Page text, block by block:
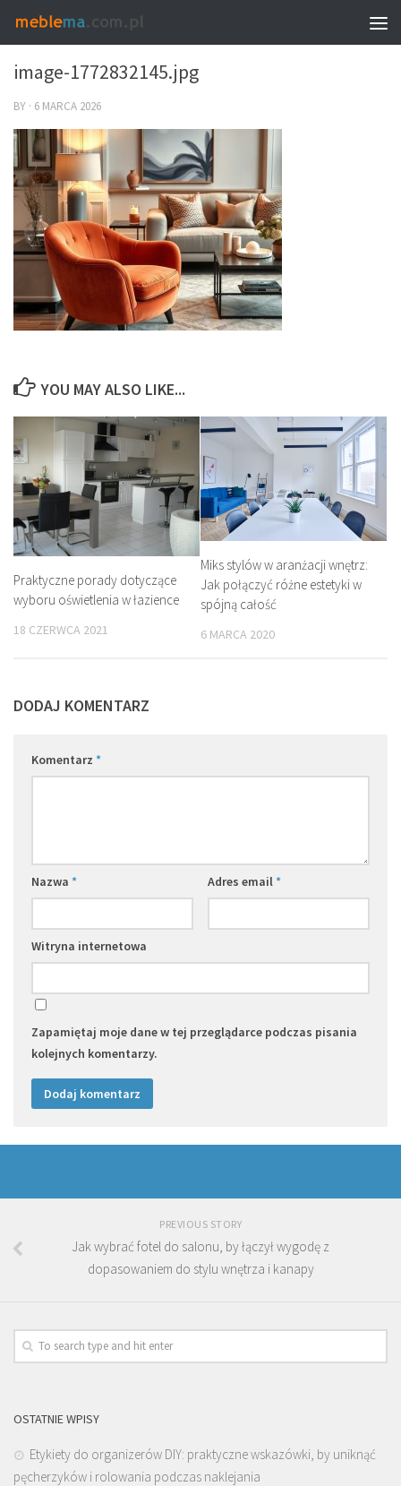
0
image-1772832145.jpg
BY · 6 MARCA 2026
YOU MAY ALSO LIKE...
Praktyczne porady dotyczące
wyboru oświetlenia w łazience
18 CZERWCA 2021
Miks stylów w aranżacji wnętrz:
Jak połączyć różne estetyki w
spójną całość
6 MARCA 2020
DODAJ KOMENTARZ
Komentarz *
Nazwa * Adres email*
Witryna internetowa
Zapamiętaj moje dane w tej przeglądarce podczas pisania
kolejnych komentarzy.
PREVIOUS STORY
Jak wybrać fotel do salonu, by łączył wygodę z
dopasowaniem do stylu wnętrza i kanapy
OSTATNIE WPISY
Etykiety do organizerów DIY: praktyczne wskazówki, by uniknąć
pęcherzyków i rolowania podczas naklejania